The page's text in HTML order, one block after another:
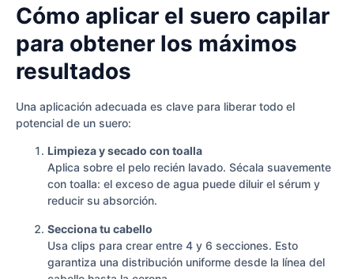
Cómo aplicar el suero capilar
para obtener los máximos
resultados
Una aplicación adecuada es clave para liberar todo el
potencial de un suero:
Limpieza y secado con toalla
Aplica sobre el pelo recién lavado. Sécala suavemente
con toalla: el exceso de agua puede diluir el sérum y
reducir su absorción.
Secciona tu cabello
Usa clips para crear entre 4 y 6 secciones. Esto
garantiza una distribución uniforme desde la línea del